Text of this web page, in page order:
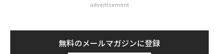
advertisement
無料のメールマガジンに登録